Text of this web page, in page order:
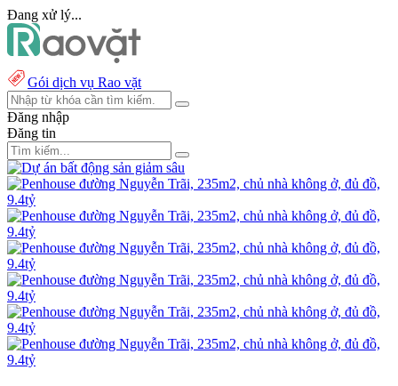
Đang xử lý...
Gói dịch vụ Rao vặt
Đăng nhập
Đăng tin